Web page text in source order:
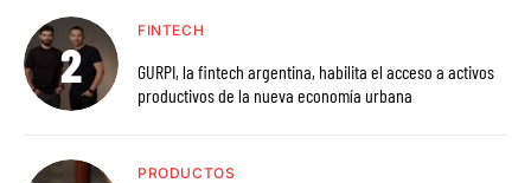
FINTECH
GURPI, la fintech argentina, habilita el acceso a activos
productivos de la nueva economía urbana
PRODUCTOS